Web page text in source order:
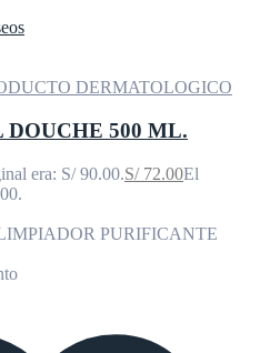
DERMATOLOGICO
DOUCHE 500 ML.
era: S/ 90.00.S/72.00El